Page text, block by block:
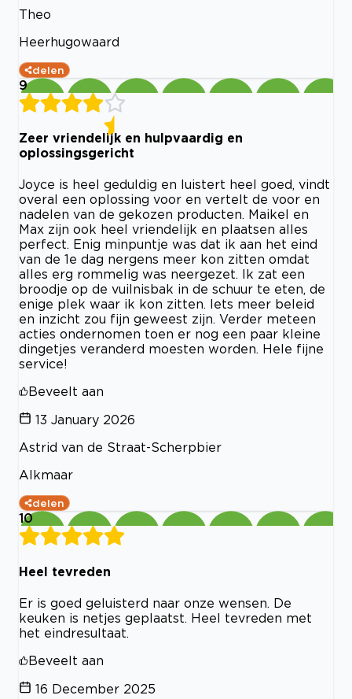
Theo
Heerhugowaard
delen
9
Zeer vriendelijk en hulpvaardig en
oplossingsgericht
Joyce is heel geduldig en luistert heel goed, vindt
overal een oplossing voor en vertelt de voor en
nadelen van de gekozen producten. Maikel en
Max zijn ook heel vriendelijk en plaatsen alles
perfect. Enig minpuntje was dat ik aan het eind
van de 1e dag nergens meer kon zitten omdat
alles erg rommelig was neergezet. Ik zat een
broodje op de vuilnisbak in de schuur te eten, de
enige plek waar ik kon zitten. Iets meer beleid
en inzicht zou fijn geweest zijn. Verder meteen
acties ondernomen toen er nog een paar kleine
dingetjes veranderd moesten worden. Hele fijne
service!
Beveelt aan
13 January 2026
Astrid van de Straat-Scherpbier
Alkmaar
delen
10
Heel tevreden
Er is goed geluisterd naar onze wensen. De
keuken is netjes geplaatst. Heel tevreden met
het eindresultaat.
Beveelt aan
16 December 2025